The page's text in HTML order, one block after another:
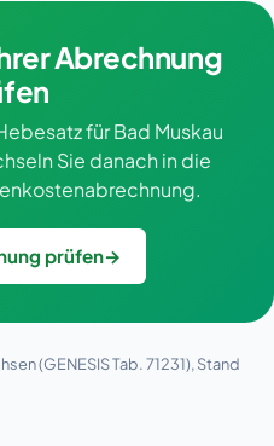
Abrechnung
für Bad Muskau
Sie danach in die
prüfen→
(GENESIS Tab. 71231), Stand